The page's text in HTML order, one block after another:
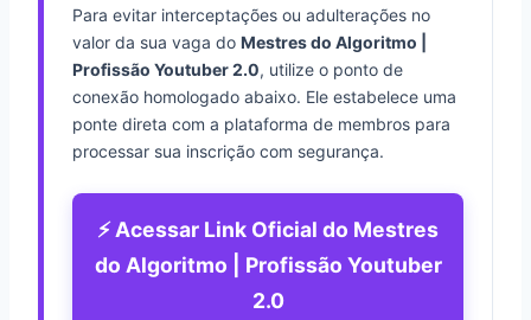
Para evitar interceptações ou adulterações no
valor da sua vaga do Mestres do Algoritmo |
Profissão Youtuber 2.0, utilize o ponto de
conexão homologado abaixo. Ele estabelece uma
ponte direta com a plataforma de membros para
processar sua inscrição com segurança.
⚡ Acessar Link Oficial do Mestres
do Algoritmo | Profissão Youtuber
2.0